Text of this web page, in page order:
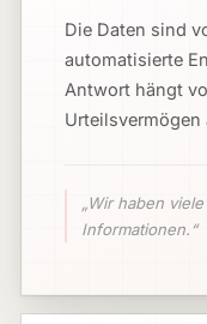
Die Daten sind
automatisierte
Antwort hängt
Urteilsvermögen
„Wir haben
Informationen.“